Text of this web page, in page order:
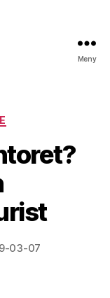
Meny
03-07